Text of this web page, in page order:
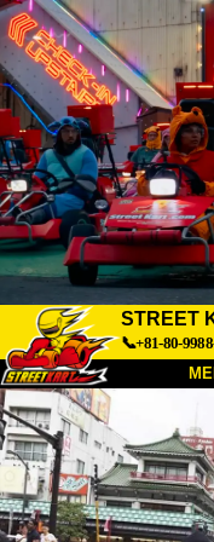
STREET
📞+81-80-
Über uns
Anfahrt